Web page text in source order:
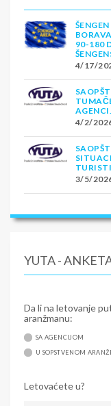
90-180
4/17/
4/2/
3/5/
YUTA -
Da li na letovanje
aranžmanu:
SA AGENCIJOM
U SOPSTVENOM
Letovaćete u?